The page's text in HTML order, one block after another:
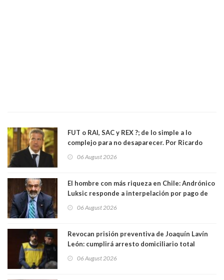
FUT o RAI, SAC y REX ?; de lo simple a lo
complejo para no desaparecer. Por Ricardo
06 August 2026
El hombre con más riqueza en Chile: Andrónico
Luksic responde a interpelación por pago de
día que me muera”
06 August 2026
Revocan prisión preventiva de Joaquín Lavín
León: cumplirá arresto domiciliario total
06 August 2026